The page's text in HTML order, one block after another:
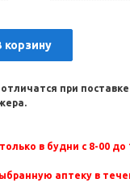
корзину
при поставке
в будни с 8-00 до
аптеку в